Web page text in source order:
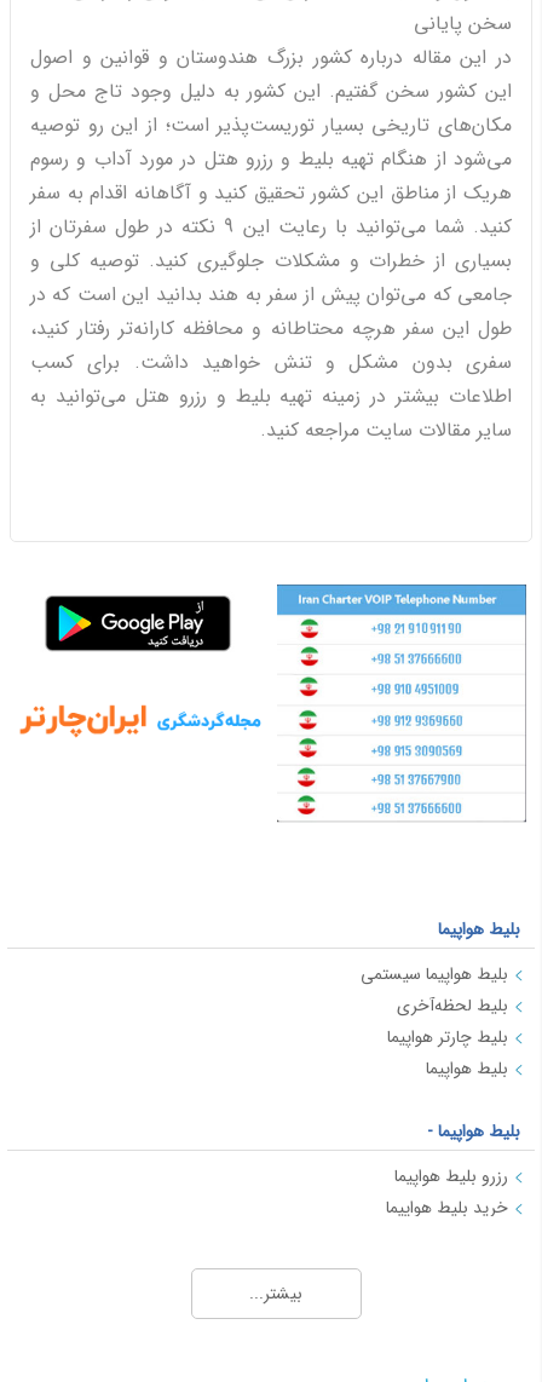
سخن پایانی
در این مقاله درباره کشور بزرگ هندوستان و قوانین و اصول
این کشور سخن گفتیم. این کشور به دلیل وجود تاج محل و
مکان‌های تاریخی بسیار توریست‌پذیر است؛ از این رو توصیه
می‌شود از هنگام تهیه بلیط و رزرو هتل در مورد آداب و رسوم
هریک از مناطق این کشور تحقیق کنید و آگاهانه اقدام به سفر
کنید. شما می‌توانید با رعایت این 9 نکته در طول سفرتان از
بسیاری از خطرات و مشکلات جلوگیری کنید. توصیه‌ کلی و
جامعی که می‌توان پیش از سفر به هند بدانید این است که در
طول این سفر هرچه محتاطانه و محافظه کارانه‌تر رفتار کنید،
سفری بدون مشکل و تنش خواهید داشت. برای کسب
اطلاعات بیشتر در زمینه تهیه بلیط و رزرو هتل می‌توانید به
سایر مقالات سایت مراجعه کنید.
بلیط هواپیما
بلیط هواپیما سیستمی
بلیط لحظه‌آخری
بلیط چارتر هواپیما
بلیط هواپیما
بلیط هواپیما -
رزرو بلیط هواپیما
خرید بلیط هواپیما
بلیط لحظه آخری چیست؟
بلیط هواپیما در ایران: انواع و ویژگی‌ها
بیشتر...